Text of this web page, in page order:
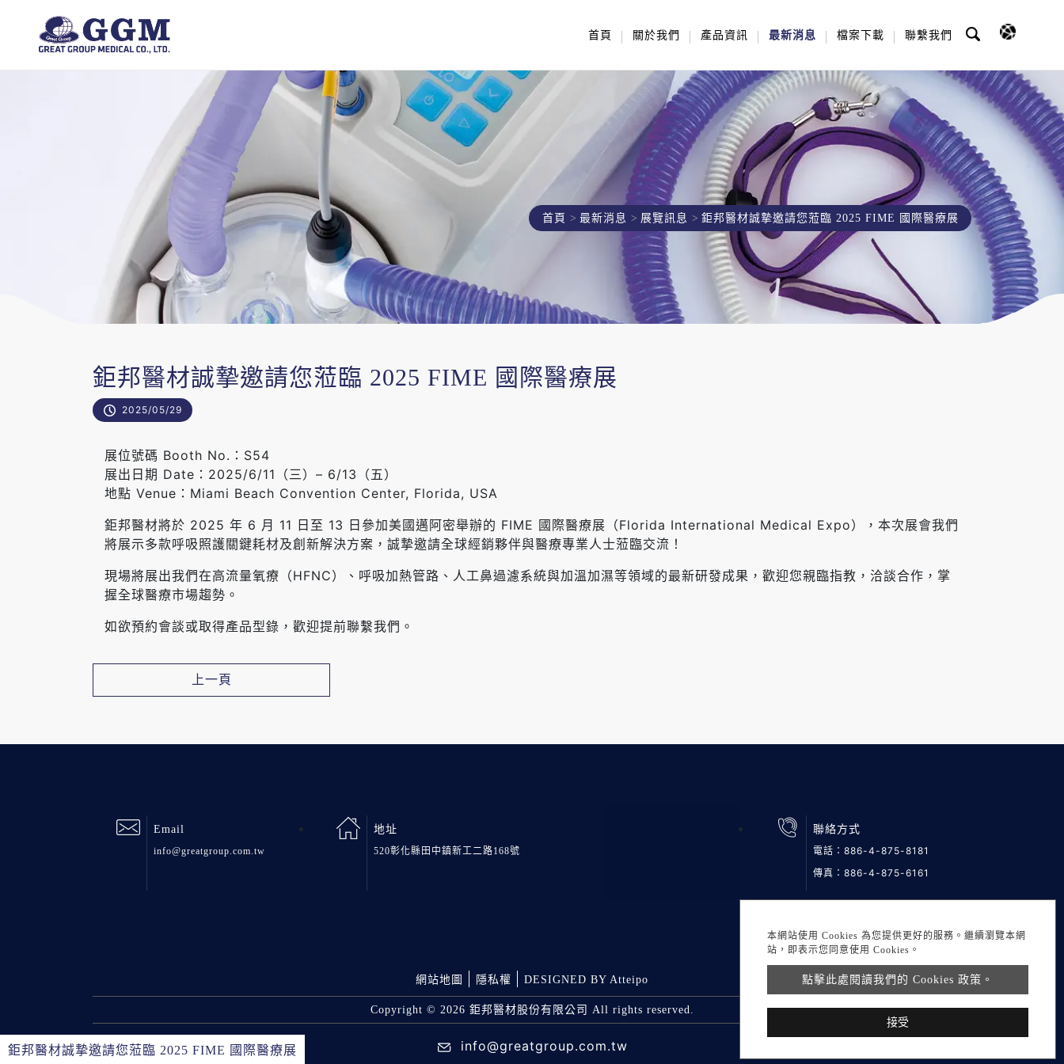
鉅邦醫材誠摯邀請您蒞臨 2025 FIME 國際醫療展
首頁 關於我們 產品資訊 最新消息 檔案下載 聯繫我們
首頁 最新消息 展覽訊息 鉅邦醫材誠摯邀請您蒞臨 2025 FIME 國際醫療展
鉅邦醫材誠摯邀請您蒞臨 2025 FIME 國際醫療展
2025/05/29
展位號碼 Booth No.：S54
展出日期 Date：2025/6/11（三）– 6/13（五）
地點 Venue：Miami Beach Convention Center, Florida, USA
鉅邦醫材將於 2025 年 6 月 11 日至 13 日參加美國邁阿密舉辦的 FIME 國際醫療展（Florida International Medical Expo），本次展會我們
將展示多款呼吸照護關鍵耗材及創新解決方案，誠摯邀請全球經銷夥伴與醫療專業人士蒞臨交流！
現場將展出我們在高流量氧療（HFNC）、呼吸加熱管路、人工鼻過濾系統與加溫加濕等領域的最新研發成果，歡迎您親臨指教，洽談合作，掌
握全球醫療市場趨勢。
如欲預約會談或取得產品型錄，歡迎提前聯繫我們。
上一頁
本網站使用 Cookies 為您提供更好的服務。繼續瀏覽本網
站，即表示您同意使用 Cookies。
點擊此處閱讀我們的 Cookies 政策。
接受
Email
info@greatgroup.com.tw
地址
520彰化縣田中鎮新工二路168號
聯絡方式
電話： 886-4-875-8181
傳真：886-4-875-6161
網站地圖 隱私權 DESIGNED BY Atteipo
Copyright © 2026 鉅邦醫材股份有限公司 All rights reserved.
info@greatgroup.com.tw